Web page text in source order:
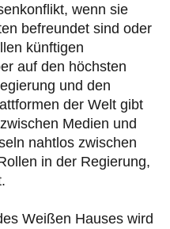
wenn sie
befreundet sind oder
künftigen
auf den höchsten
und den
der Welt gibt
Medien und
nahtlos zwischen
in der Regierung,
Weißen Hauses wird